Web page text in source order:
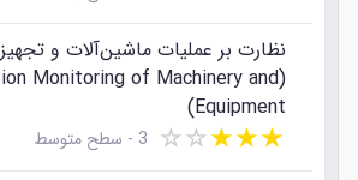
✓گواهی کار ساخت و تعمیر آسانسور
✓ برای استخدام در شغل سازندگان
برخی از استان‌ها نیاز است که یک
نظارتی دریافت کنید.
نظارت بر عملیات ماشین‌آلات و
Monitoring of Machinery and
Equipment)
★
★
★
☆
☆ 3 - سطح متوسط